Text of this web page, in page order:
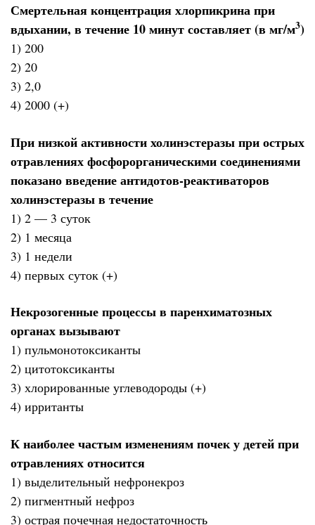
Смертельная концентрация хлорпикрина при
вдыхании, в течение 10 минут составляет (в мг/м3)
1) 200
2) 20
3) 2,0
4) 2000 (+)
При низкой активности холинэстеразы при острых
отравлениях фосфорорганическими соединениями
показано введение антидотов-реактиваторов
холинэстеразы в течение
1) 2 — 3 суток
2) 1 месяца
3) 1 недели
4) первых суток (+)
Некрозогенные процессы в паренхиматозных
органах вызывают
1) пульмонотоксиканты
2) цитотоксиканты
3) хлорированные углеводороды (+)
4) ирританты
К наиболее частым изменениям почек у детей при
отравлениях относится
1) выделительный нефронекроз
2) пигментный нефроз
3) острая почечная недостаточность